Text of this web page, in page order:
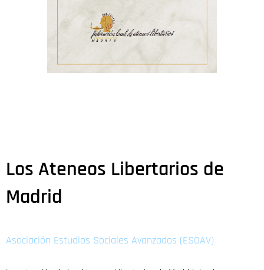
Los Ateneos Libertarios de
Madrid
Asociación Estudios Sociales Avanzados (ESOAV)